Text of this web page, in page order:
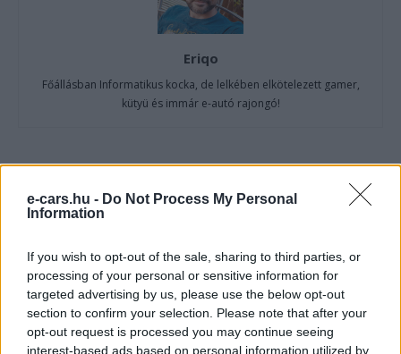
e-cars.hu - Do Not Process My Personal
Information
If you wish to opt-out of the sale, sharing to third parties, or
processing of your personal or sensitive information for
targeted advertising by us, please use the below opt-out
section to confirm your selection. Please note that after your
opt-out request is processed you may continue seeing
interest-based ads based on personal information utilized by
Eriqo
Főállásban Informatikus kocka, de lelkében elkötelezett gamer,
kütyü és immár e-autó rajongó!
Cupra
Brutális növekedés a CUPRÁ-nál, mégis
visszaesett a SEAT nyeresége